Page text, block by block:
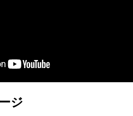
ジ